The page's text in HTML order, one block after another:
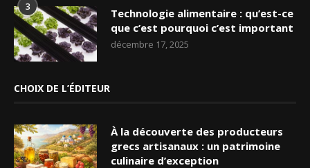
3
Technologie alimentaire : qu’est-ce
que c’est pourquoi c’est important
décembre 17, 2025
CHOIX DE L’ÉDITEUR
À la découverte des producteurs
grecs artisanaux : un patrimoine
culinaire d’exception